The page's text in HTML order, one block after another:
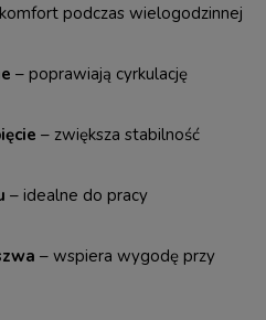
podczas wielogodzinnej
– poprawiają cyrkulację
– zwiększa stabilność
– idealne do pracy
– wspiera wygodę przy